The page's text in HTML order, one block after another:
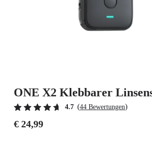
ONE X2 Klebbarer
4.7 (44 Bewertungen)
€ 24,99